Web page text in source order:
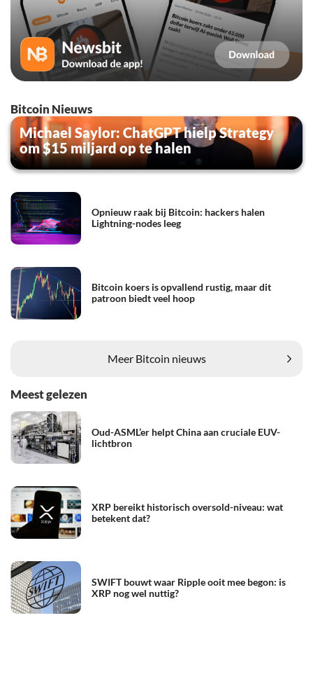
Bitcoin Nieuws
Michael Saylor: ChatGPT hielp Strategy
om $15 miljard op te halen
Opnieuw raak bij Bitcoin: hackers halen
Lightning-nodes leeg
Bitcoin koers is opvallend rustig, maar dit
patroon biedt veel hoop
Meer Bitcoin nieuws
Meest gelezen
Oud-ASML’er helpt China aan cruciale EUV-
lichtbron
XRP bereikt historisch oversold-niveau: wat
betekent dat?
SWIFT bouwt waar Ripple ooit mee begon: is
XRP nog wel nuttig?